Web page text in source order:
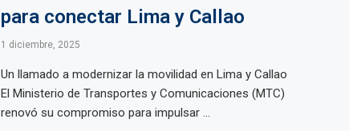
para conectar Lima y Callao
1 diciembre, 2025
Un llamado a modernizar la movilidad en Lima y Callao
El Ministerio de Transportes y Comunicaciones (MTC)
renovó su compromiso para impulsar ...